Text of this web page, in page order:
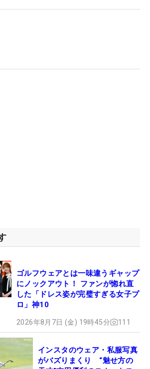
ゴルフウェアとは一味違うギャップ
にノックアウト！ ファンが惚れ直
した「ドレス姿が完璧すぎる女子プ
ロ」神10
2026年8月7日 (金) 19時45分 111
インスタのウェア・私服写真
がバズりまくり “魅せ方の